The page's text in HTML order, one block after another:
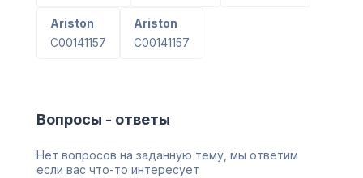
Ariston
C00141157
Ariston
C00141157
Вопросы - ответы
Нет вопросов на заданную тему, мы ответим
если вас что-то интересует